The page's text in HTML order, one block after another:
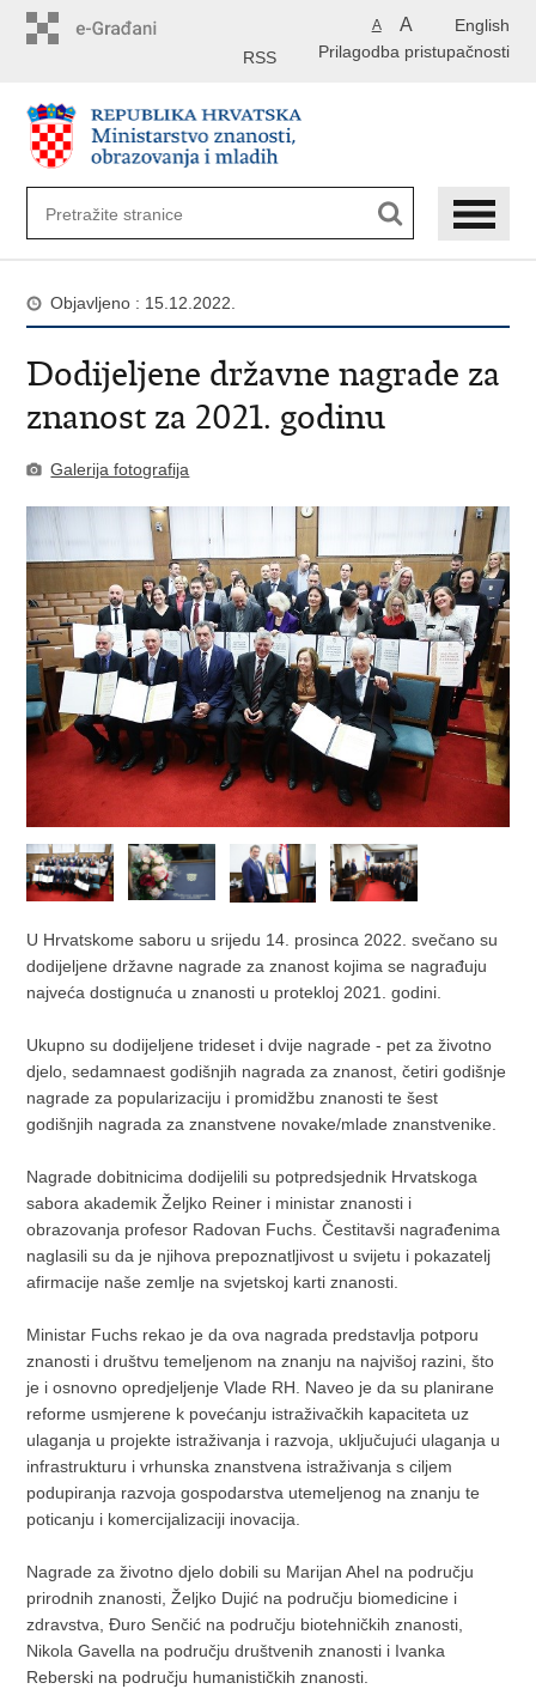
English
A A
Prilagodba pristupačnosti
RSS
Objavljeno : 15.12.2022.
Dodijeljene državne nagrade za
znanost za 2021. godinu
Galerija fotografija
U Hrvatskome saboru u srijedu 14. prosinca 2022. svečano su
dodijeljene državne nagrade za znanost kojima se nagrađuju
najveća dostignuća u znanosti u protekloj 2021. godini.
Ukupno su dodijeljene trideset i dvije nagrade - pet za životno
djelo, sedamnaest godišnjih nagrada za znanost, četiri godišnje
nagrade za popularizaciju i promidžbu znanosti te šest
godišnjih nagrada za znanstvene novake/mlade znanstvenike.
Nagrade dobitnicima dodijelili su potpredsjednik Hrvatskoga
sabora akademik Željko Reiner i ministar znanosti i
obrazovanja profesor Radovan Fuchs. Čestitavši nagrađenima
naglasili su da je njihova prepoznatljivost u svijetu i pokazatelj
afirmacije naše zemlje na svjetskoj karti znanosti.
Ministar Fuchs rekao je da ova nagrada predstavlja potporu
znanosti i društvu temeljenom na znanju na najvišoj razini, što
je i osnovno opredjeljenje Vlade RH. Naveo je da su planirane
reforme usmjerene k povećanju istraživačkih kapaciteta uz
ulaganja u projekte istraživanja i razvoja, uključujući ulaganja u
infrastrukturu i vrhunska znanstvena istraživanja s ciljem
podupiranja razvoja gospodarstva utemeljenog na znanju te
poticanju i komercijalizaciji inovacija.
Nagrade za životno djelo dobili su Marijan Ahel na području
prirodnih znanosti, Željko Dujić na području biomedicine i
zdravstva, Đuro Senčić na području biotehničkih znanosti,
Nikola Gavella na području društvenih znanosti i Ivanka
Reberski na području humanističkih znanosti.